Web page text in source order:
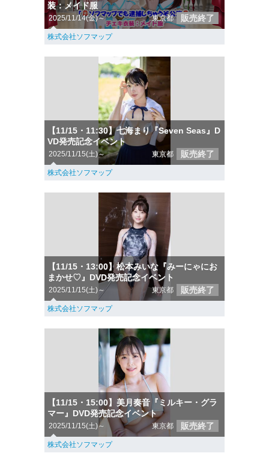
装：メイド服
2025/11/14(金)～ 東京都 販売終了
株式会社ソフマップ
【11/15・11:30】七海まり『Seven Seas』D
VD発売記念イベント
2025/11/15(土)～ 東京都 販売終了
株式会社ソフマップ
【11/15・13:00】松本みいな『みーにゃにお
まかせ♡』DVD発売記念イベント
2025/11/15(土)～ 東京都 販売終了
株式会社ソフマップ
【11/15・15:00】美月奏音『ミルキー・グラ
マー』DVD発売記念イベント
2025/11/15(土)～ 東京都 販売終了
株式会社ソフマップ